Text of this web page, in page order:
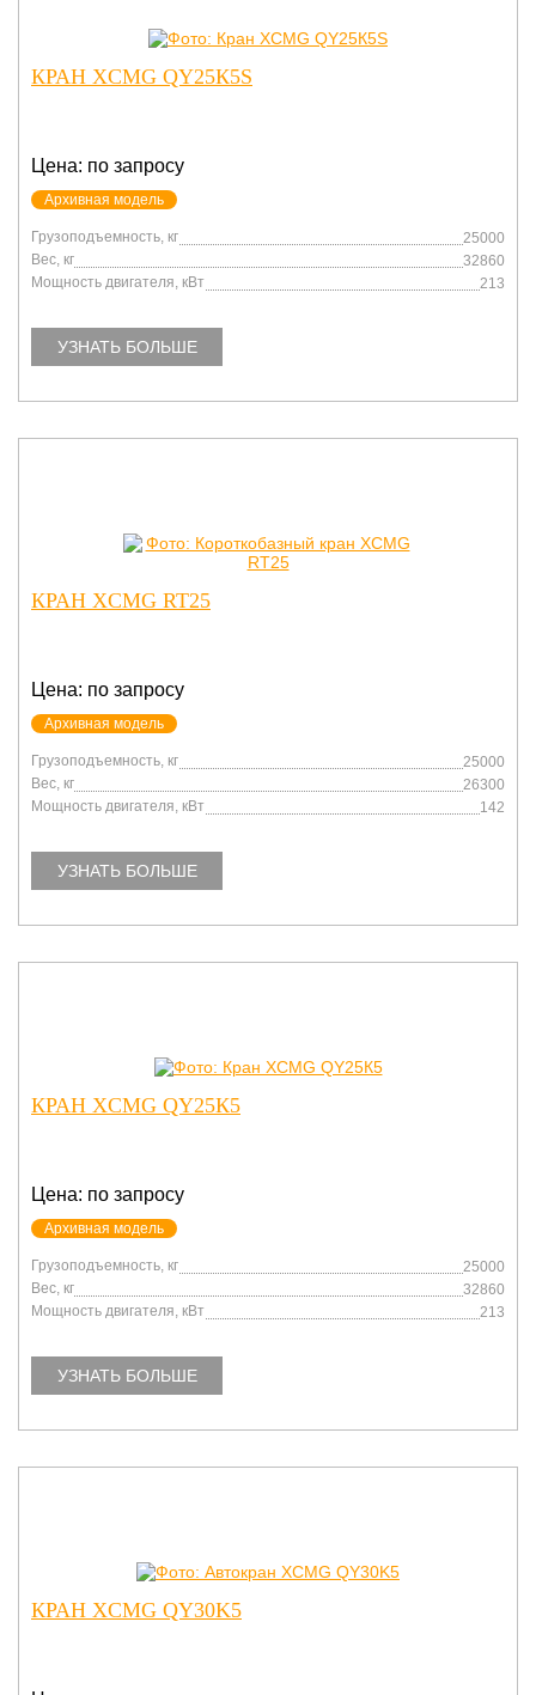
КРАН XCMG QY25К5S
Цена: по запросу
Архивная модель
Грузоподъемность, кг
25000
Вес, кг
32860
Мощность двигателя, кВт
213
УЗНАТЬ БОЛЬШЕ
КРАН XCMG RT25
Цена: по запросу
Архивная модель
Грузоподъемность, кг
25000
Вес, кг
26300
Мощность двигателя, кВт
142
УЗНАТЬ БОЛЬШЕ
КРАН XCMG QY25К5
Цена: по запросу
Архивная модель
Грузоподъемность, кг
25000
Вес, кг
32860
Мощность двигателя, кВт
213
УЗНАТЬ БОЛЬШЕ
КРАН XCMG QY30K5